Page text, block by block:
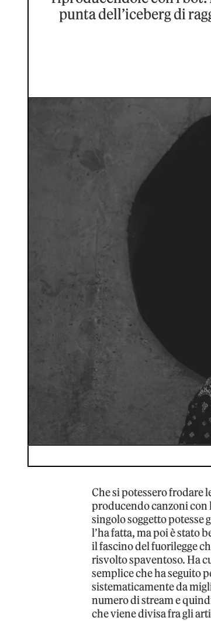
punta dell’iceberg di
Che si potessero frodare
producendo canzoni con
singolo soggetto potesse
l’ha fatta, ma poi è stato
il fascino del fuorilegge
risvolto spaventoso. Ha
semplice che ha seguito
sistematicamente da
numero di stream e
che viene divisa fra gli